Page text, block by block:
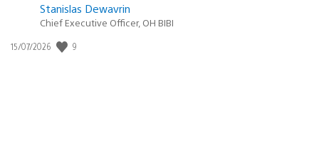
Stanislas Dewavrin
Chief Executive Officer, OH BIBI
Fecha
15/07/2026 9